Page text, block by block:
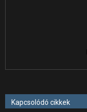
Kapcsolódó cikkek